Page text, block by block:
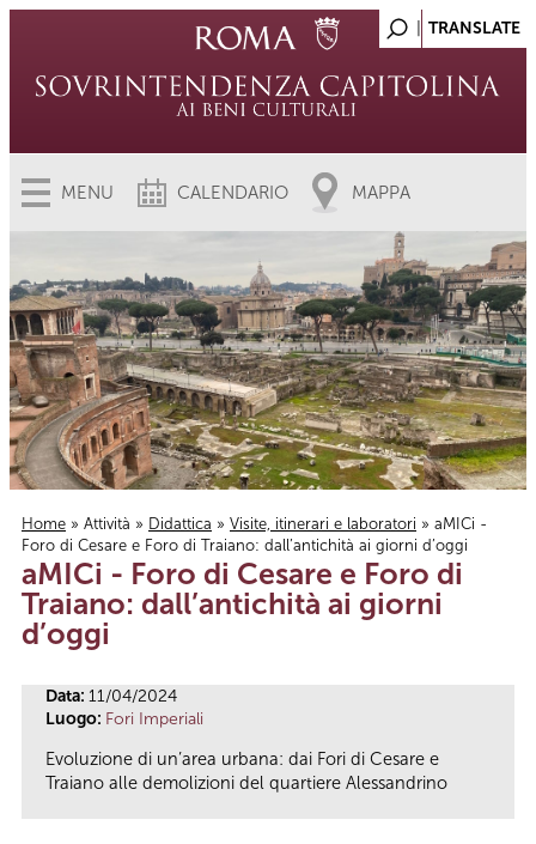
MENU CALENDARIO MAPPA
Tu sei qui
Home » Attività » Didattica » Visite, itinerari e laboratori » aMICi -
Foro di Cesare e Foro di Traiano: dall’antichità ai giorni d’oggi
aMICi - Foro di Cesare e Foro di
Traiano: dall’antichità ai giorni
d’oggi
Data: 11/04/2024
Luogo: Fori Imperiali
Evoluzione di un’area urbana: dai Fori di Cesare e
Traiano alle demolizioni del quartiere Alessandrino